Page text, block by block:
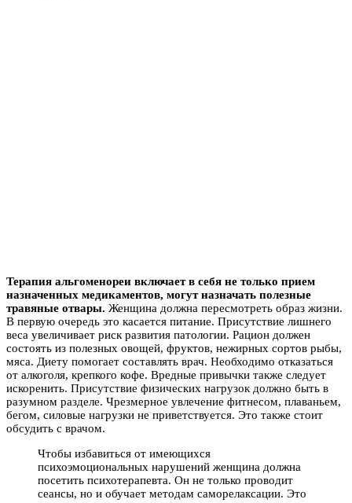
Терапия альгоменореи включает в себя не только прием
назначенных медикаментов, могут назначать полезные
травяные отвары. Женщина должна пересмотреть образ жизни.
В первую очередь это касается питание. Присутствие лишнего
веса увеличивает риск развития патологии. Рацион должен
состоять из полезных овощей, фруктов, нежирных сортов рыбы,
мяса. Диету помогает составлять врач. Необходимо отказаться
от алкоголя, крепкого кофе. Вредные привычки также следует
искоренить. Присутствие физических нагрузок должно быть в
разумном разделе. Чрезмерное увлечение фитнесом, плаваньем,
бегом, силовые нагрузки не приветствуется. Это также стоит
обсудить с врачом.
Чтобы избавиться от имеющихся
психоэмоциональных нарушений женщина должна
посетить психотерапевта. Он не только проводит
сеансы, но и обучает методам саморелаксации. Это